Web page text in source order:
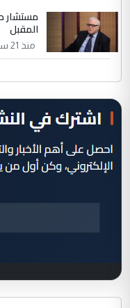
مستشار
المقبل
منذ 21 ساعة